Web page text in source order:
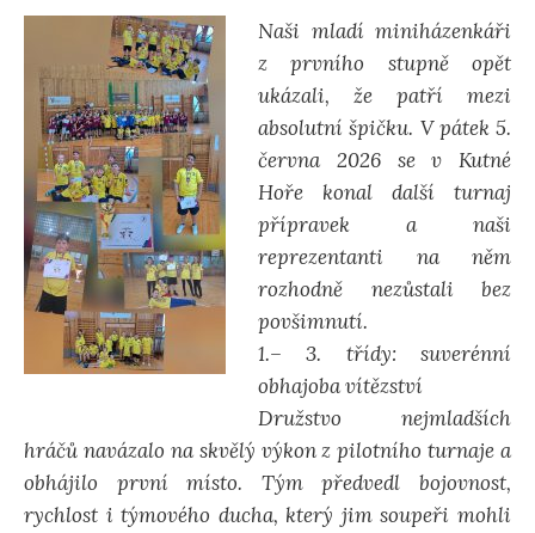
í
Naši mladí miniházenkáři
z prvního stupně opět
ukázali, že patří mezi
absolutní špičku. V pátek 5.
června 2026 se v Kutné
Hoře konal další turnaj
přípravek a naši
reprezentanti na něm
rozhodně nezůstali bez
povšimnutí.
1.– 3. třídy: suverénní
obhajoba vítězství
Družstvo nejmladších
hráčů navázalo na skvělý výkon z pilotního turnaje a
obhájilo první místo. Tým předvedl bojovnost,
rychlost i týmového ducha, který jim soupeři mohli